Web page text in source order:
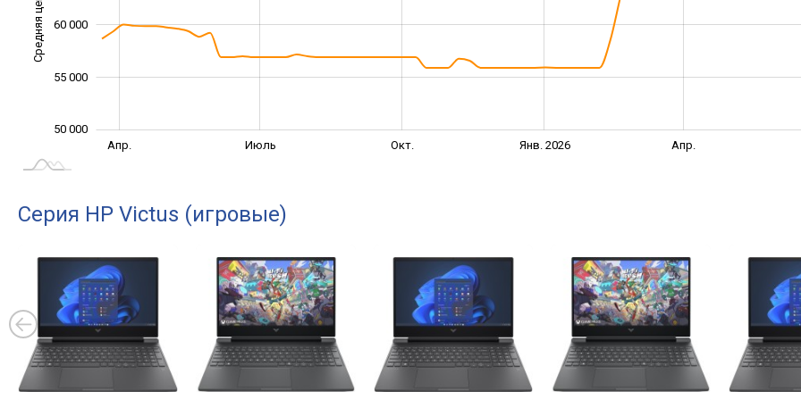
Средняя цена 50 000
50 000
55 000
60 000
Янв. 2025
Апр. Июль Окт. Янв. 2026 Апр.
Окт.
Серия HP Victus (игровые)